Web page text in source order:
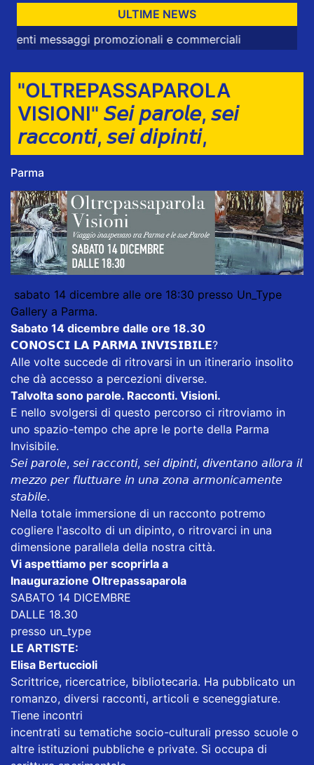
ULTIME NEWS
promozionali e commerciali
"OLTREPASSAPAROLA
VISIONI" 𝘚𝘦𝘪 𝘱𝘢𝘳𝘰𝘭𝘦, 𝘴𝘦𝘪
𝘳𝘢𝘤𝘤𝘰𝘯𝘵𝘪, 𝘴𝘦𝘪 𝘥𝘪𝘱𝘪𝘯𝘵𝘪,
Parma
sabato 14 dicembre alle ore 18:30 presso Un_Type
Gallery a Parma.
Sabato 14 dicembre dalle ore 18.30
𝗖𝗢𝗡𝗢𝗦𝗖𝗜 𝗟𝗔 𝗣𝗔𝗥𝗠𝗔 𝗜𝗡𝗩𝗜𝗦𝗜𝗕𝗜𝗟𝗘?
Alle volte succede di ritrovarsi in un itinerario insolito
che dà accesso a percezioni diverse.
Talvolta sono parole. Racconti. Visioni.
E nello svolgersi di questo percorso ci ritroviamo in
uno spazio-tempo che apre le porte della Parma
Invisibile.
𝘚𝘦𝘪 𝘱𝘢𝘳𝘰𝘭𝘦, 𝘴𝘦𝘪 𝘳𝘢𝘤𝘤𝘰𝘯𝘵𝘪, 𝘴𝘦𝘪 𝘥𝘪𝘱𝘪𝘯𝘵𝘪, 𝘥𝘪𝘷𝘦𝘯𝘵𝘢𝘯𝘰 𝘢𝘭𝘭𝘰𝘳𝘢 𝘪𝘭
𝘮𝘦𝘻𝘻𝘰 𝘱𝘦𝘳 𝘧𝘭𝘶𝘵𝘵𝘶𝘢𝘳𝘦 𝘪𝘯 𝘶𝘯𝘢 𝘻𝘰𝘯𝘢 𝘢𝘳𝘮𝘰𝘯𝘪𝘤𝘢𝘮𝘦𝘯𝘵𝘦
𝘴𝘵𝘢𝘣𝘪𝘭𝘦.
Nella totale immersione di un racconto potremo
cogliere l'ascolto di un dipinto, o ritrovarci in una
dimensione parallela della nostra città.
Vi aspettiamo per scoprirla a
Inaugurazione Oltrepassaparola
SABATO 14 DICEMBRE
DALLE 18.30
presso un_type
LE ARTISTE:
Elisa Bertuccioli
Scrittrice, ricercatrice, bibliotecaria. Ha pubblicato un
romanzo, diversi racconti, articoli e sceneggiature.
Tiene incontri
incentrati su tematiche socio-culturali presso scuole o
altre istituzioni pubbliche e private. Si occupa di